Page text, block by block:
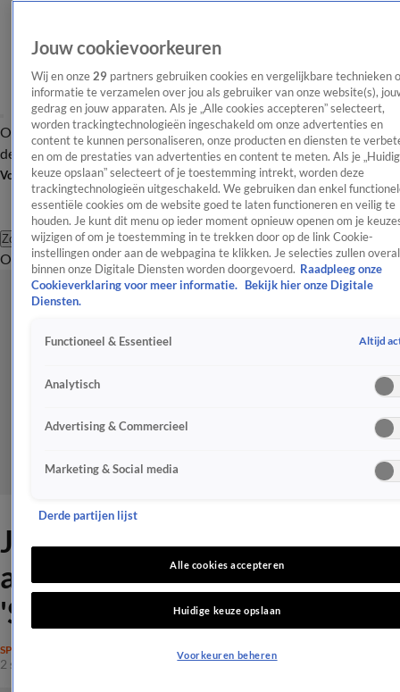
OverzichtAfleveringen Entertainment TV Algemeen
Tip
de redactieNieuwsbrief
Volg Shownieuws
Zoeken
OverzichtEntertainmentSpraakmakendRealityCrimeVideo's
Johan Derksen gepikeerd na
afwijzing Wendy van Dijk:
'Stank voor dank'
SPRAAKMAKEND
2 sep 2025, 22:06
Jouw cookievoorkeuren
Wij en onze 29 partners gebruiken cookies en vergelijkbare technieken
informatie te verzamelen over jou als gebruiker van onze website(s),
gedrag en jouw apparaten. Als je „Alle cookies accepteren” selecteert,
worden trackingtechnologieën ingeschakeld om onze advertenties en
content te kunnen personaliseren, onze producten en diensten te
en om de prestaties van advertenties en content te meten. Als je
keuze opslaan” selecteert of je toestemming intrekt, worden deze
trackingtechnologieën uitgeschakeld. We gebruiken dan enkel
essentiële cookies om de website goed te laten functioneren en veilig te
houden. Je kunt dit menu op ieder moment opnieuw openen om je
wijzigen of om je toestemming in te trekken door op de link Cookie-
instellingen onder aan de webpagina te klikken. Je selecties zullen overal
binnen onze Digitale Diensten worden doorgevoerd. Raadpleeg onze
Cookieverklaring voor meer informatie.
Bekijk hier onze Digitale
Diensten.
Functioneel & Essentieel Altijd
Analytisch
Advertising & Commercieel
Marketing & Social media
Derde partijen lijst
Alle cookies accepteren
Huidige keuze opslaan
Voorkeuren beheren